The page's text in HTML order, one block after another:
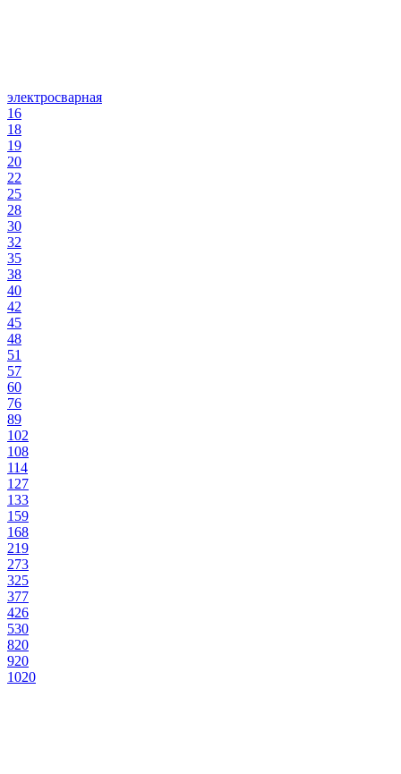
электросварная
16
18
19
20
22
25
28
30
32
35
38
40
42
45
48
51
57
60
76
89
102
108
114
127
133
159
168
219
273
325
377
426
530
820
920
1020